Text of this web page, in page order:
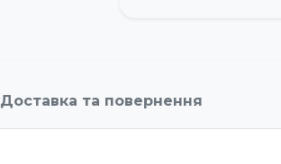
Доставка та повернення